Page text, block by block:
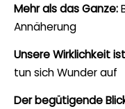
Mehr als das Ganze:
Annäherung
Unsere Wirklichkeit
tun sich Wunder auf
Der begütigende